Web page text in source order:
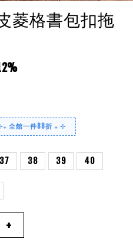
皮菱格書包扣拖
全館一件88折 ₊ ⊹
37 38 39 40
+